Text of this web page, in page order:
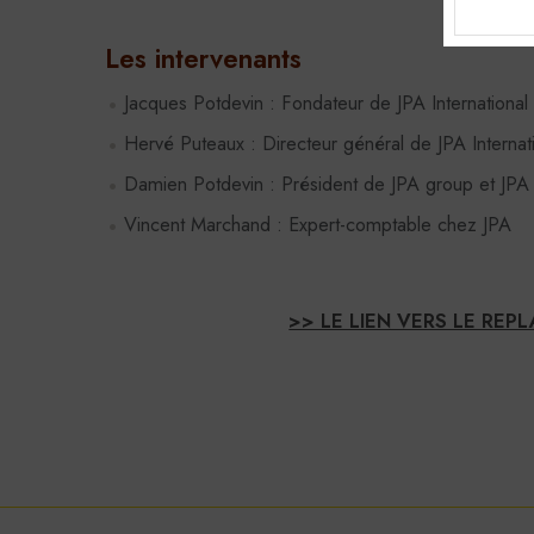
Les intervenants
Jacques Potdevin : Fondateur de JPA International
Hervé Puteaux : Directeur général de JPA
Damien Potdevin : Président de JPA group et
Vincent Marchand : Expert-comptable chez JPA
>> LE LIEN VERS LE